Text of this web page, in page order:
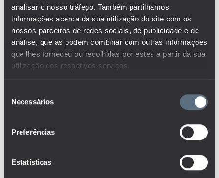
analisar o nosso tráfego. Também partilhamos
informações acerca da sua utilização do site com os
nossos parceiros de redes sociais, de publicidade e de
análise, que as podem combinar com outras informações
que lhes forneceu ou recolhidas por estes a partir da sua
utilização dos respetivos serviços.
Necessários
Preferências
Estatísticas
aos seus colaboradores
Percentagem de
estudantes ainda no
mesmo curso do ensino
Percentagem de
estudantes inscritos no
vez através do concurso